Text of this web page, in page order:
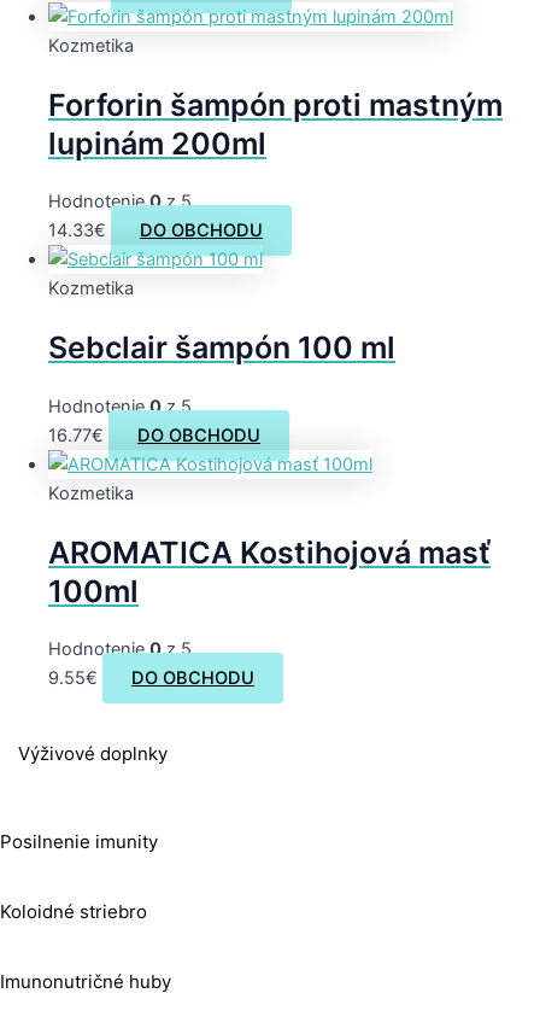
Výživové doplnky
Posilnenie imunity
Koloidné striebro
Imunonutričné huby
Kozmetika
Forforin šampón proti mastným
lupinám 200ml
Hodnotenie0z 5
14.33€ DO OBCHODU
Kozmetika
Sebclair šampón 100 ml
Hodnotenie0z 5
16.77€ DO OBCHODU
Kozmetika
AROMATICA Kostihojová masť
100ml
Hodnotenie0z 5
9.55€ DO OBCHODU